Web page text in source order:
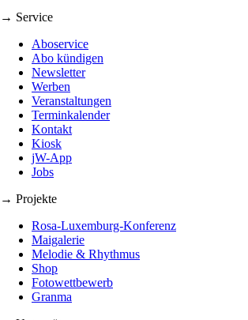
→ Service
Aboservice
Abo kündigen
Newsletter
Werben
Veranstaltungen
Terminkalender
Kontakt
Kiosk
jW-App
Jobs
→ Projekte
Rosa-Luxemburg-Konferenz
Maigalerie
Melodie & Rhythmus
Shop
Fotowettbewerb
Granma